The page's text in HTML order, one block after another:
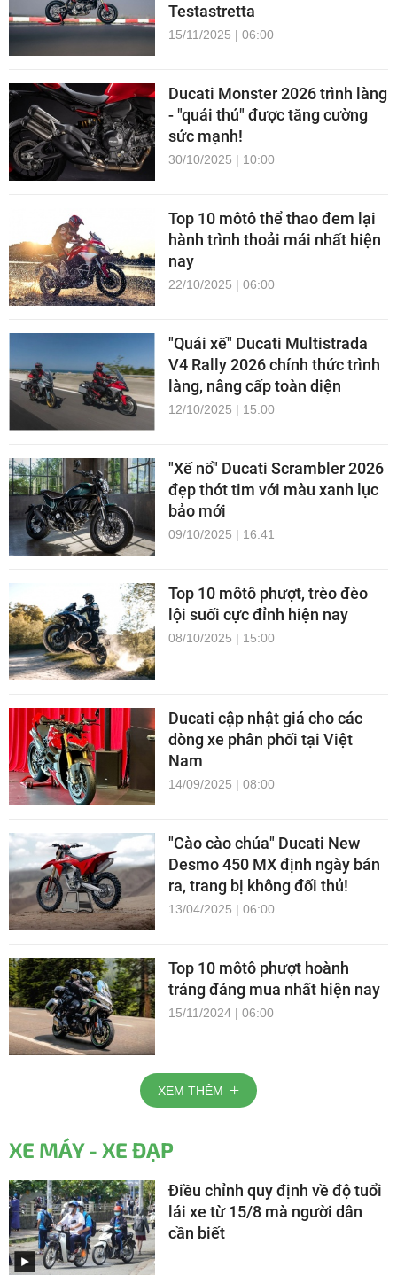
Testastretta
15/11/2025 | 06:00
Ducati Monster 2026 trình làng
- "quái thú" được tăng cường
sức mạnh!
30/10/2025 | 10:00
Top 10 môtô thể thao đem lại
hành trình thoải mái nhất hiện
nay
22/10/2025 | 06:00
"Quái xế" Ducati Multistrada
V4 Rally 2026 chính thức trình
làng, nâng cấp toàn diện
12/10/2025 | 15:00
"Xế nổ" Ducati Scrambler 2026
đẹp thót tim với màu xanh lục
bảo mới
09/10/2025 | 16:41
Top 10 môtô phượt, trèo đèo
lội suối cực đỉnh hiện nay
08/10/2025 | 15:00
Ducati cập nhật giá cho các
dòng xe phân phối tại Việt
Nam
14/09/2025 | 08:00
"Cào cào chúa" Ducati New
Desmo 450 MX định ngày bán
ra, trang bị không đối thủ!
13/04/2025 | 06:00
Top 10 môtô phượt hoành
tráng đáng mua nhất hiện nay
15/11/2024 | 06:00
XEM THÊM
XE MÁY - XE ĐẠP
Điều chỉnh quy định về độ tuổi
lái xe từ 15/8 mà người dân
cần biết